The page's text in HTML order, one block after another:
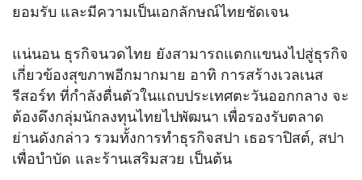
ยอมรับ และมีความเป็นเอกลักษณ์ไทยชัดเจน
แน่นอน ธุรกิจนวดไทย ยังสามารถแตกแขนงไปสู่ธุรกิจ
เกี่ยวข้องสุขภาพอีกมากมาย อาทิ การสร้างเวลเนส
รีสอร์ท ที่กำลังตื่นตัวในแถบประเทศตะวันออกกลาง จะ
ต้องดึงกลุ่มนักลงทุนไทยไปพัฒนา เพื่อรองรับตลาด
ย่านดังกล่าว รวมทั้งการทำธุรกิจสปา เธอราปิสต์, สปา
เพื่อบำบัด และร้านเสริมสวย เป็นต้น